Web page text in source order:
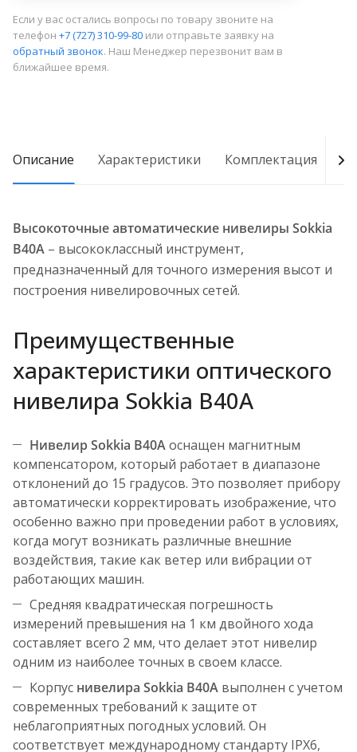
Если у вас остались вопросы по товару звоните на
телефон +7 (727) 310-99-80 или отправьте заявку на
обратный звонок. Наш Менеджер перезвонит вам в
ближайшее время.
Описание Характеристики Комплектация
Высокоточные автоматические нивелиры Sokkia
B40A – высококлассный инструмент,
предназначенный для точного измерения высот и
построения нивелировочных сетей.
Преимущественные
характеристики оптического
нивелира Sokkia B40A
Нивелир Sokkia B40Aоснащен магнитным
компенсатором, который работает в диапазоне
отклонений до 15 градусов. Это позволяет прибору
автоматически корректировать изображение, что
особенно важно при проведении работ в условиях,
когда могут возникать различные внешние
воздействия, такие как ветер или вибрации от
работающих машин.
Средняя квадратическая погрешность
измерений превышения на 1 км двойного хода
составляет всего 2 мм, что делает этот нивелир
одним из наиболее точных в своем классе.
Корпус нивелира Sokkia B40A выполнен с учетом
современных требований к защите от
неблагоприятных погодных условий. Он
соответствует международному стандарту IPX6,